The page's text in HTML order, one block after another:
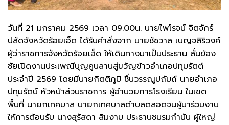
วันที่ 21 มกราคม 2569 เวลา 09.00น. นายไพโรจน์ จิตจักร์
ปลัดจังหวัดร้อยเอ็ด ได้รับคำสั่งจาก นายชัชวาล เบญจสิริวงศ์
ผู้ว่าราชการจังหวัดร้อยเอ็ด ให้เดินทางมาเป็นประธาน ลั่นฆ้อง
ชัยเปิดงานประเพณีบุญคูนลานสู่ขวัญข้าวอำเภอปทุมรัตต์
ประจำปี 2569 โดยมีนายกิตติภูมิ ชื่นวรรณูปถัมถ์ นายอำเภอ
ปทุมรัตน์ หัวหน้าส่วนราชการ ผู้อำนวยการโรงเรียน ในเขต
พื้นที่ นายกเทศบาล นายกเทศบาลตำบลตลอดจนผู้มาร่วมงาน
ให้การต้อนรับ นางสุรัสดา สิมงาม ประธานชมรมกำนัน ผู้ใหญ่